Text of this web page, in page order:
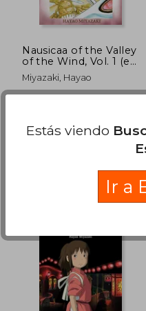
50%
dcto.
$
$
Nausicaa of the Valley
of the Wind, Vol. 1 (en
Inglés)
Miyazaki, Hayao
Estás viendo
Ir a